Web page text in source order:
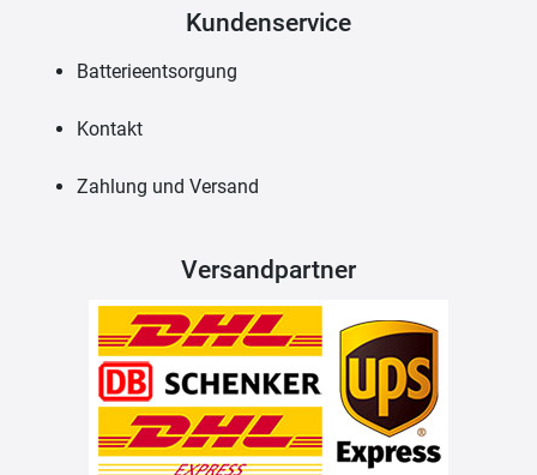
Kundenservice
Batterieentsorgung
Kontakt
Zahlung und Versand
Versandpartner